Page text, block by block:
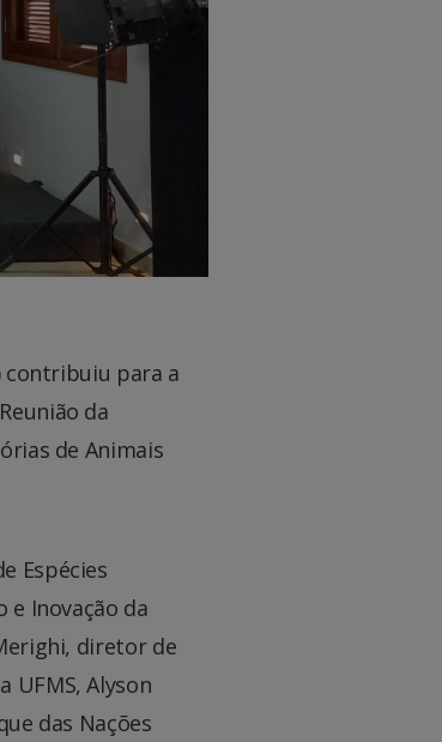
contribuiu para a
da
de Animais
Espécies
e Inovação da
diretor de
UFMS, Alyson
das Nações